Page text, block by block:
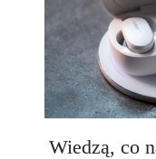
Wiedzą, co